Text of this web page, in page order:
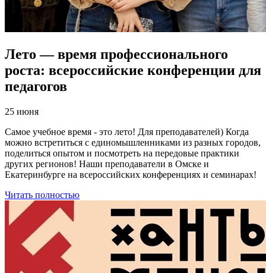
Лето — время профессионального
роста: всероссийские конференции для
педагогов
25 июня
Самое учебное время - это лето! Для преподавателей) Когда
можно встретиться с единомышленниками из разных городов,
поделиться опытом и посмотреть на передовые практики
других регионов! Наши преподаватели в Омске и
Екатеринбурге на всероссийских конференциях и семинарах!
Читать полностью